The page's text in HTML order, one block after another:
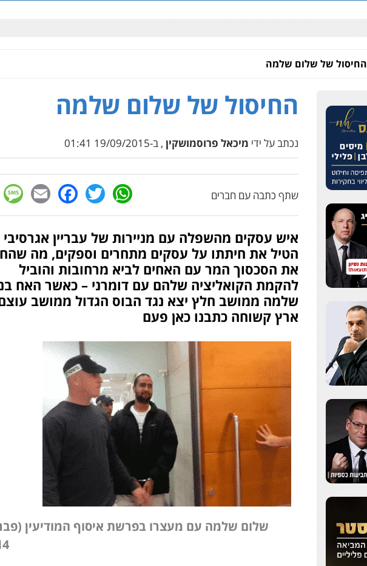
החיסול של שלום שלמה
החיסול של שלום שלמה
נכתב על ידי מיכאל פרוסמושקין , ב-19/09/2015 01:41
שתף כתבה עם חברים WhatsApp
Twitter
איש עסקים מהשפלה עם מניירות של עבריין
הטיל את חיתתו על עסקים מתחרים וספקים, מה
את הסכסוך המר עם האחים לביא מרחובות והוביל
להקמת הקואליציה שלהם עם דומרני – כאשר האח
שלמה ממושב חלץ יצא נגד הבוס הגדול ממושב
ארץ קשוחה כתבנו כאן פעם
שלום שלמה עם מעצרו בפרשת איסוף המודיעין